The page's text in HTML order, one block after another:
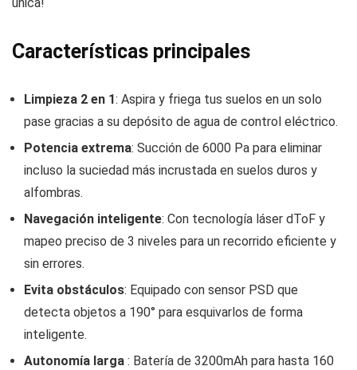
Características principales
Limpieza 2 en 1: Aspira y friega tus suelos en un solo
pase gracias a su depósito de agua de control eléctrico.
Potencia extrema: Succión de 6000 Pa para eliminar
incluso la suciedad más incrustada en suelos duros y
alfombras.
Navegación inteligente: Con tecnología láser dToF y
mapeo preciso de 3 niveles para un recorrido eficiente y
sin errores.
Evita obstáculos: Equipado con sensor PSD que
detecta objetos a 190° para esquivarlos de forma
inteligente.
Autonomía larga : Batería de 3200mAh para hasta 160